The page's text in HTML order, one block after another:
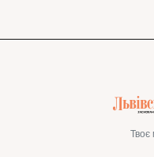
Твоє